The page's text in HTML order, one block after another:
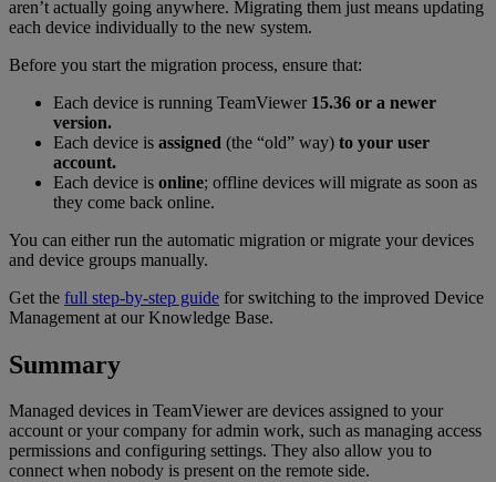
aren’t actually going anywhere. Migrating them just means updating
each device individually to the new system.
Before you start the migration process, ensure that:
Each device is running TeamViewer 15.36 or a newer
version.
Each device is assigned (the “old” way) to your user
account.
Each device is online; offline devices will migrate as soon as
they come back online.
You can either run the automatic migration or migrate your devices
and device groups manually.
Get the full step-by-step guide for switching to the improved Device
Management at our Knowledge Base.
Summary
Managed devices in TeamViewer are devices assigned to your
account or your company for admin work, such as managing access
permissions and configuring settings. They also allow you to
connect when nobody is present on the remote side.